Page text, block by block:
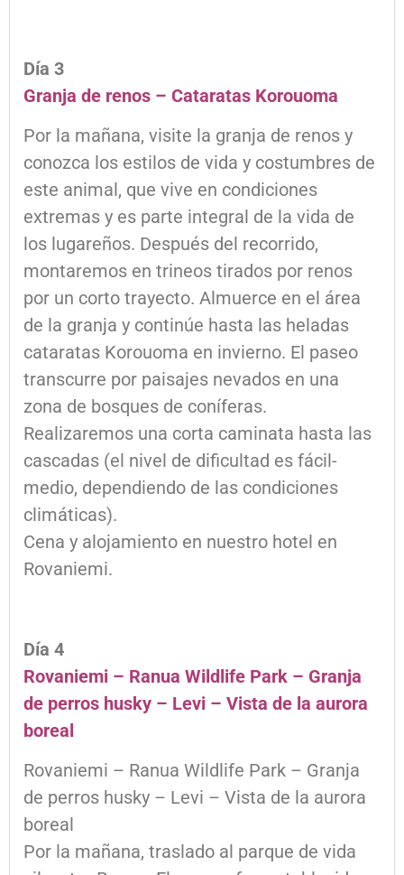
Día 3
Granja de renos – Cataratas Korouoma
Por la mañana, visite la granja de renos y
conozca los estilos de vida y costumbres de
este animal, que vive en condiciones
extremas y es parte integral de la vida de
los lugareños. Después del recorrido,
montaremos en trineos tirados por renos
por un corto trayecto. Almuerce en el área
de la granja y continúe hasta las heladas
cataratas Korouoma en invierno. El paseo
transcurre por paisajes nevados en una
zona de bosques de coníferas.
Realizaremos una corta caminata hasta las
cascadas (el nivel de dificultad es fácil-
medio, dependiendo de las condiciones
climáticas).
Cena y alojamiento en nuestro hotel en
Rovaniemi.
Día 4
Rovaniemi – Ranua Wildlife Park – Granja
de perros husky – Levi – Vista de la aurora
boreal
Rovaniemi – Ranua Wildlife Park – Granja
de perros husky – Levi – Vista de la aurora
boreal
Por la mañana, traslado al parque de vida